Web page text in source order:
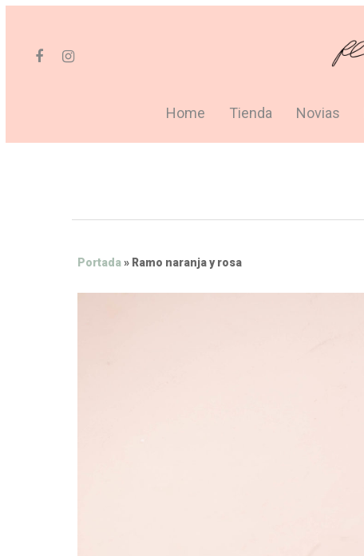
Home Tienda Novias
Portada» Ramo naranja y rosa